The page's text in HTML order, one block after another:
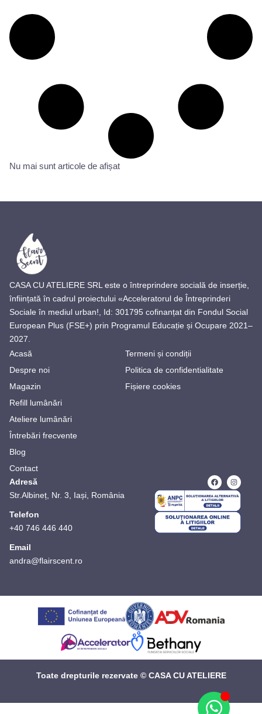
Nu mai sunt articole de afișat
CASA CU ATELIERE SRL este o întreprindere socială de inserție,
înființată în cadrul proiectului «Acceleratorul de Întreprinderi
Sociale în mediul urban!, Id: 301795 cofinanțat din Fondul Social
European Plus (FSE+) prin Programul Educație și Ocupare 2021–
2027.
Acasă
Despre noi
Magazin
Refill lumânări
Ateliere lumânări
Întrebări frecvente
Blog
Contact
Termeni și condiții
Politica de confidentialitate
Fișiere cookies
Adresă
Str.Albineț, Nr. 3, Iași, România
Telefon
+40 746 446 440
Email
andra@flairscent.ro
Toate drepturile rezervate © CASA CU ATELIERE